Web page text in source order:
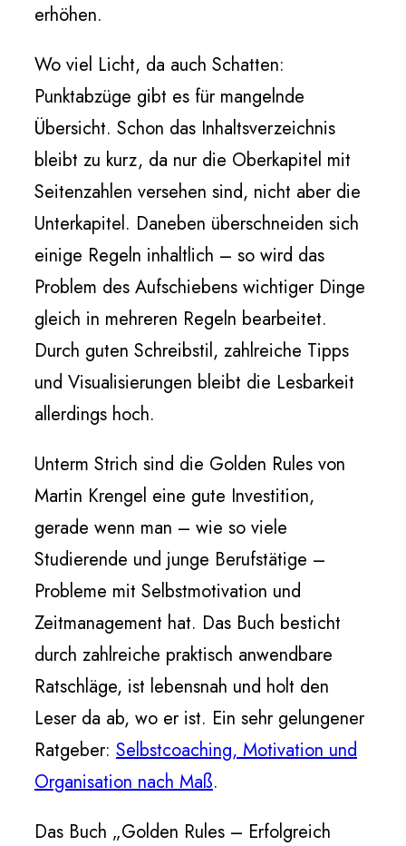
erhöhen.
Wo viel Licht, da auch Schatten:
Punktabzüge gibt es für mangelnde
Übersicht. Schon das Inhaltsverzeichnis
bleibt zu kurz, da nur die Oberkapitel mit
Seitenzahlen versehen sind, nicht aber die
Unterkapitel. Daneben überschneiden sich
einige Regeln inhaltlich – so wird das
Problem des Aufschiebens wichtiger Dinge
gleich in mehreren Regeln bearbeitet.
Durch guten Schreibstil, zahlreiche Tipps
und Visualisierungen bleibt die Lesbarkeit
allerdings hoch.
Unterm Strich sind die Golden Rules von
Martin Krengel eine gute Investition,
gerade wenn man – wie so viele
Studierende und junge Berufstätige –
Probleme mit Selbstmotivation und
Zeitmanagement hat. Das Buch besticht
durch zahlreiche praktisch anwendbare
Ratschläge, ist lebensnah und holt den
Leser da ab, wo er ist. Ein sehr gelungener
Ratgeber: Selbstcoaching, Motivation und
Organisation nach Maß.
Das Buch „Golden Rules – Erfolgreich